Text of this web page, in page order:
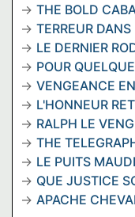
THE BOLD
TERREUR
LE DERNIER
POUR
VENGEANCE
L'HONNEUR
RALPH LE
THE
LE PUITS
QUE JUSTICE
APACHE